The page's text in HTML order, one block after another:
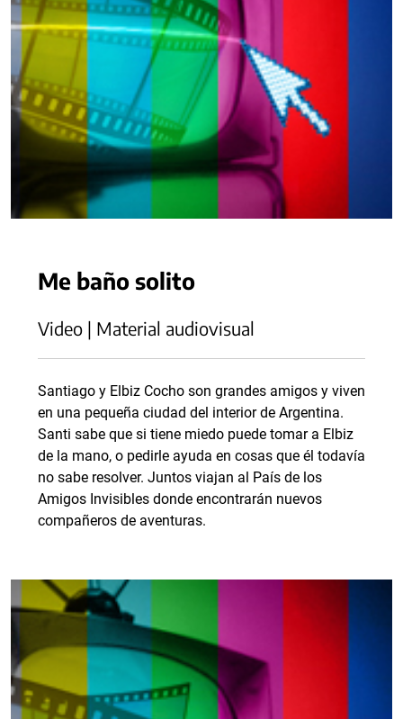
Me baño solito
Video | Material audiovisual
Santiago y Elbiz Cocho son grandes amigos y viven
en una pequeña ciudad del interior de Argentina.
Santi sabe que si tiene miedo puede tomar a Elbiz
de la mano, o pedirle ayuda en cosas que él todavía
no sabe resolver. Juntos viajan al País de los
Amigos Invisibles donde encontrarán nuevos
compañeros de aventuras.